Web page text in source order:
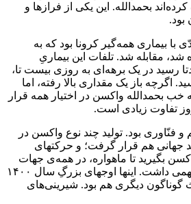
بحمدالله. این یکی از فرازها و
بود.
با بیماری همه‌گیر کرونا بود که به
شد، مقابله شد. تلفات این بیماریِ
رسید در یک برهه‌ای به روزی بیست تا،
اگرچه باز یک مقداری بالا رفته، اما
بحمدالله واکسن در اختیار همه قرار
تفاوت زیادی است.
فنّاوری بود. تولید چند نوع واکسن در
جهانی هم قرار گرفت؛ و حرکتهای
بگیرید تا ماهواره، در همه‌ی جهات
بحمدالله کشور کارهای مهمی داشت. اینها اوجهای بزرگِ سال ۱۴۰۰
گوناگون دیگری هم بود. شیرینی‌های